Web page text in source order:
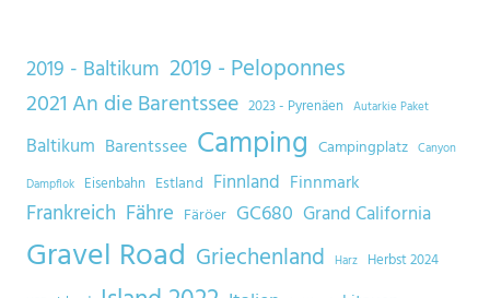
2019 - Baltikum 2019 - Peloponnes
2021 An die Barentssee 2023 - Pyrenäen Autarkie Paket
Baltikum Barentssee Camping Campingplatz Canyon
Dampflok Eisenbahn Estland Finnland Finnmark
Frankreich Fähre Färöer GC680 Grand California
Gravel Road Griechenland Harz Herbst 2024